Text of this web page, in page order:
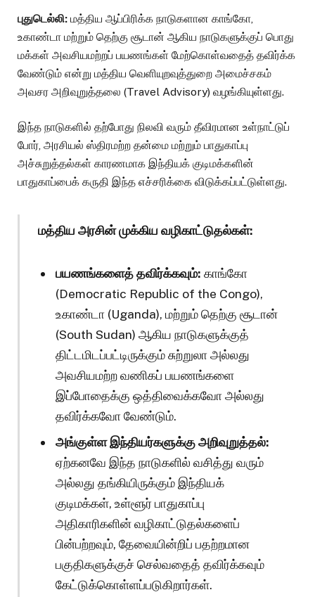
புதுடெல்லி: மத்திய ஆப்பிரிக்க நாடுகளான காங்கோ,
உகாண்டா மற்றும் தெற்கு சூடான் ஆகிய நாடுகளுக்குப் பொது
மக்கள் அவசியமற்றப் பயணங்கள் மேற்கொள்வதைத் தவிர்க்க
வேண்டும் என்று மத்திய வெளியுறவுத்துறை அமைச்சகம்
அவசர அறிவுறுத்தலை (Travel Advisory) வழங்கியுள்ளது.
இந்த நாடுகளில் தற்போது நிலவி வரும் தீவிரமான உள்நாட்டுப்
போர், அரசியல் ஸ்திரமற்ற தன்மை மற்றும் பாதுகாப்பு
அச்சுறுத்தல்கள் காரணமாக இந்தியக் குடிமக்களின்
பாதுகாப்பைக் கருதி இந்த எச்சரிக்கை விடுக்கப்பட்டுள்ளது.
மத்திய அரசின் முக்கிய வழிகாட்டுதல்கள்:
பயணங்களைத் தவிர்க்கவும்: காங்கோ
(Democratic Republic of the Congo),
உகாண்டா (Uganda), மற்றும் தெற்கு சூடான்
(South Sudan) ஆகிய நாடுகளுக்குத்
திட்டமிடப்பட்டிருக்கும் சுற்றுலா அல்லது
அவசியமற்ற வணிகப் பயணங்களை
இப்போதைக்கு ஒத்திவைக்கவோ அல்லது
தவிர்க்கவோ வேண்டும்.
அங்குள்ள இந்தியர்களுக்கு அறிவுறுத்தல்:
ஏற்கனவே இந்த நாடுகளில் வசித்து வரும்
அல்லது தங்கியிருக்கும் இந்தியக்
குடிமக்கள், உள்ளூர் பாதுகாப்பு
அதிகாரிகளின் வழிகாட்டுதல்களைப்
பின்பற்றவும், தேவையின்றிப் பதற்றமான
பகுதிகளுக்குச் செல்வதைத் தவிர்க்கவும்
கேட்டுக்கொள்ளப்படுகிறார்கள்.